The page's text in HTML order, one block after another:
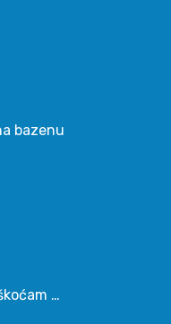
bazenu
…